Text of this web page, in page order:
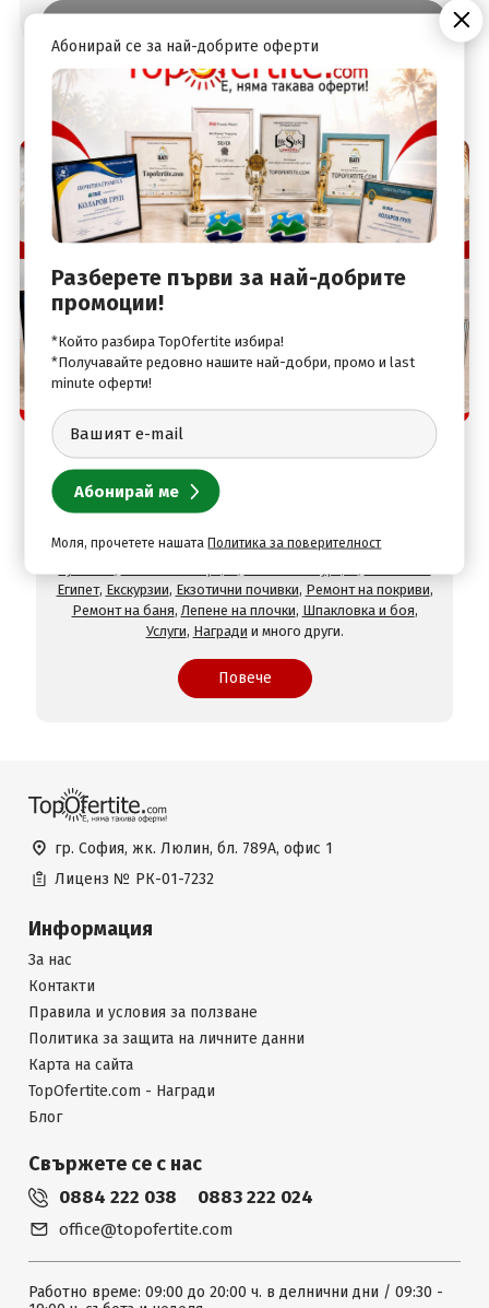
Защо да изберете нас
TopOfertite.com - най-предпочитан онлайн сайт
за почивки и услуги с отстъпки
При нас ще намерите оферти за
СПА хотели
Хисаря,Хотели в Сандански,Хотели в Девин,Почивки в
Египет, Екскурзии, Екзотични почивки, Ремонт на покриви,
Ремонт на баня, Лепене на плочки, Шпакловка и боя,
Услуги, Награди и много други.
Повече
гр. София, жк. Люлин, бл. 789А, офис 1
Лиценз № РК-01-7232
Информация
За нас
Контакти
Правила и условия за ползване
Политика за защита на личните данни
Карта на сайта
TopOfertite.com - Награди
Блог
Свържете се с нас
0884 222 038 0883 222 024
office@topofertite.com
Работно време: 09:00 до 20:00 ч. в делнични дни / 09:30 -
Абонирай се за най-добрите оферти
Разберете първи за най-добрите
промоции!
*Който разбира TopOfertite избира!
*Получавайте редовно нашите най-добри, промо и last
minute оферти!
Моля, прочетете нашатаПолитика за поверителност